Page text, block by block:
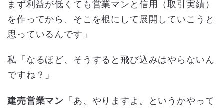
まず利益が低くても営業マンと信用（取引実績）
を作ってから、そこを根にして展開していこうと
思っているんです」
私「なるほど、そうすると飛び込みはやらないん
ですね？」
建売営業マン 「あ、やりますよ。というかやって